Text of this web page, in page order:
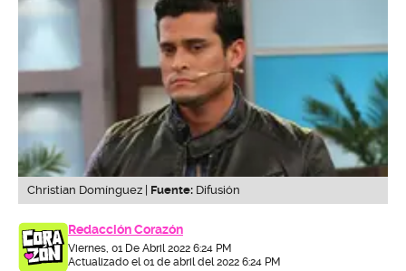
Christian Domínguez | Fuente: Difusión
Redacción Corazón
Viernes, 01 De Abril 2022 6:24 PM
Actualizado el 01 de abril del 2022 6:24 PM